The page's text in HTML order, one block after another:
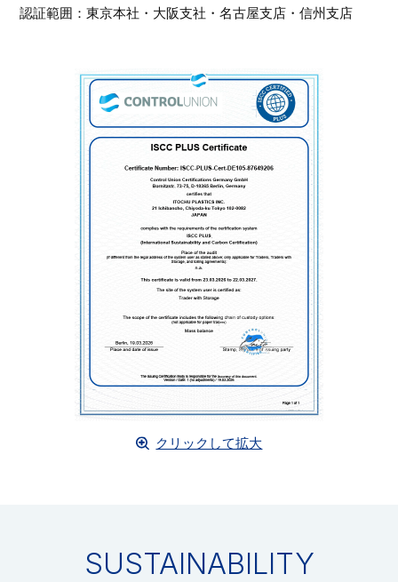
認証範囲：東京本社・大阪支社・名古屋支店・信州支店
クリックして拡大
SUSTAINABILITY